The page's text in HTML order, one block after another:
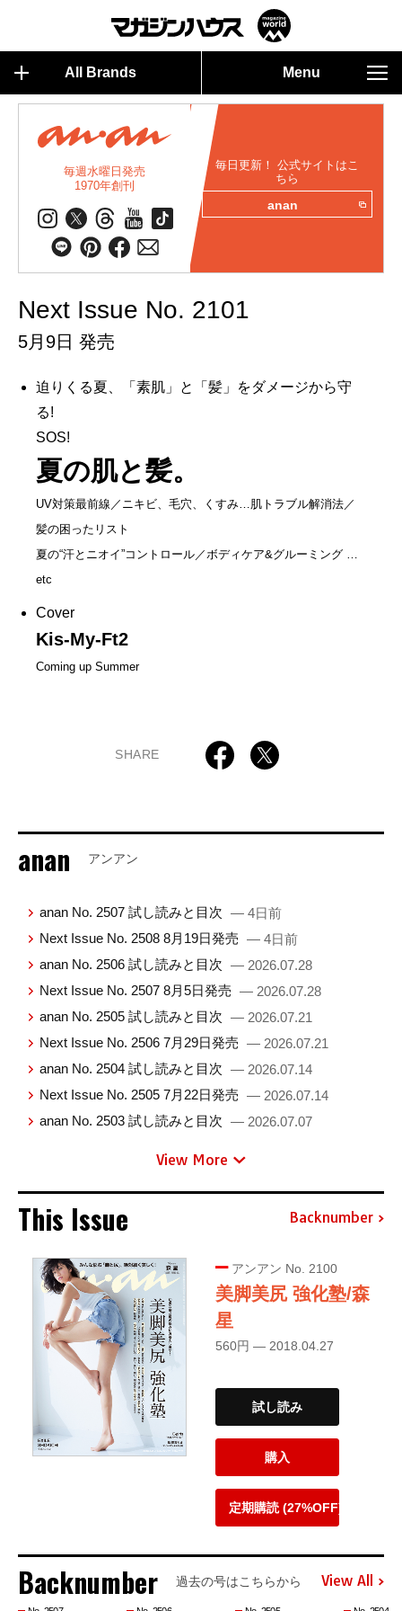
All Brands Menu
毎週水曜日発売
1970年創刊
毎日更新！ 公式サイトはこ
ちら
anan
Next Issue No. 2101
5月9日 発売
迫りくる夏、「素肌」と「髪」をダメージから守
る!
SOS!
夏の肌と髪。
UV対策最前線／ニキビ、毛穴、くすみ…肌トラブル解消法／
髪の困ったリスト
夏の“汗とニオイ”コントロール／ボディケア&グルーミング …
etc
Cover
Kis-My-Ft2
Coming up Summer
SHARE
anan アンアン
anan No. 2507 試し読みと目次 — 4日前
Next Issue No. 2508 8月19日発売 — 4日前
anan No. 2506 試し読みと目次 — 2026.07.28
Next Issue No. 2507 8月5日発売 — 2026.07.28
anan No. 2505 試し読みと目次 — 2026.07.21
Next Issue No. 2506 7月29日発売 — 2026.07.21
anan No. 2504 試し読みと目次 — 2026.07.14
Next Issue No. 2505 7月22日発売 — 2026.07.14
anan No. 2503 試し読みと目次 — 2026.07.07
View More
This Issue Backnumber
アンアン No. 2100
美脚美尻 強化塾/森
星
560円 — 2018.04.27
試し読み
購入
定期購読 (27%OFF)
Backnumber 過去の号はこちらから View All